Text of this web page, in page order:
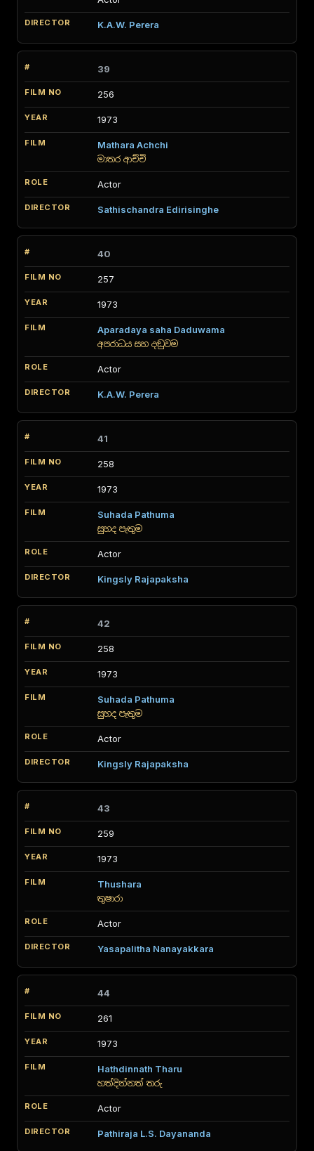
K.A.W. Perera
39
256
1973
Mathara Achchi
මාතර ආච්චි
Actor
Sathischandra Edirisinghe
40
257
1973
Aparadaya saha Daduwama
අපරාධය සහ දඬුවම
Actor
K.A.W. Perera
41
258
1973
Suhada Pathuma
සුහද පැතුම
Actor
Kingsly Rajapaksha
42
258
1973
Suhada Pathuma
සුහද පැතුම
Actor
Kingsly Rajapaksha
43
259
1973
Thushara
තුෂාරා
Actor
Yasapalitha Nanayakkara
44
261
1973
Hathdinnath Tharu
හත්දින්නත් තරු
Actor
Pathiraja L.S. Dayananda